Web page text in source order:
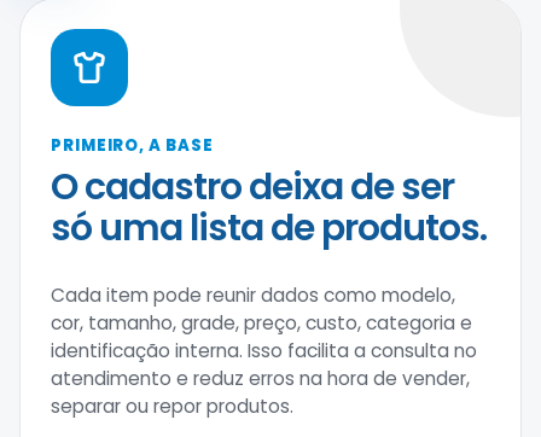
PRIMEIRO, A BASE
O cadastro deixa de ser
só uma lista de produtos.
Cada item pode reunir dados como modelo,
cor, tamanho, grade, preço, custo, categoria e
identificação interna. Isso facilita a consulta no
atendimento e reduz erros na hora de vender,
separar ou repor produtos.